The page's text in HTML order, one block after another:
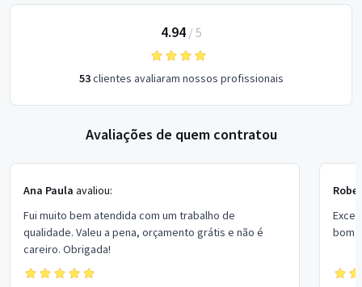
4.94/ 5
53clientes avaliaram nossos profissionais
Avaliações de quem contratou
Ana Paula avaliou:
Fui muito bem atendida com um trabalho de
qualidade. Valeu a pena, orçamento grátis e não é
careiro. Obrigada!
bom